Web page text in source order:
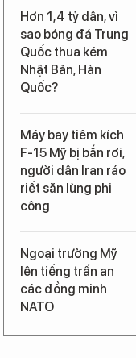
Hơn 1,4 tỷ dân, vì
sao bóng đá Trung
Quốc thua kém
Nhật Bản, Hàn
Quốc?
Máy bay tiêm kích
F-15 Mỹ bị bắn rơi,
người dân Iran ráo
riết săn lùng phi
công
Ngoại trưởng Mỹ
lên tiếng trấn an
các đồng minh
NATO